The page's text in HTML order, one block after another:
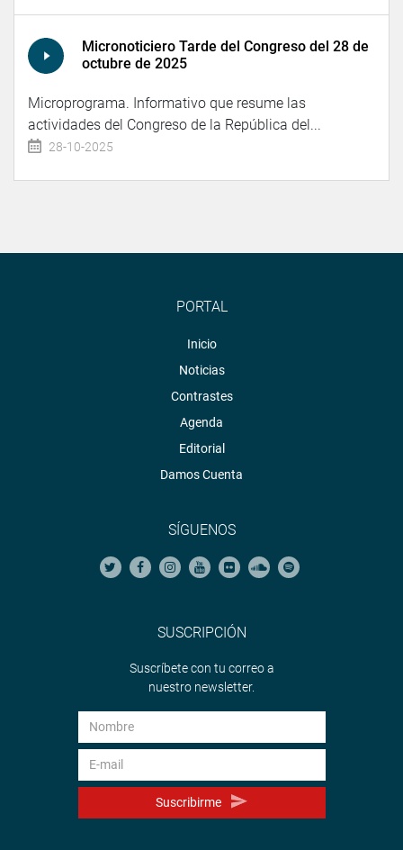
Micronoticiero Tarde del Congreso del 28 de
octubre de 2025
Microprograma. Informativo que resume las
actividades del Congreso de la República del...
28-10-2025
PORTAL
Inicio
Noticias
Contrastes
Agenda
Editorial
Damos Cuenta
SÍGUENOS
SUSCRIPCIÓN
Suscríbete con tu correo a
nuestro newsletter.
Suscribirme